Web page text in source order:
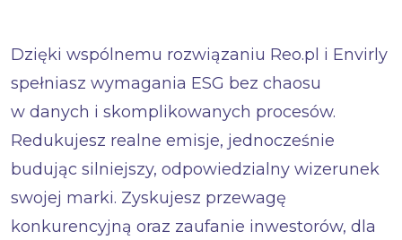
Dzięki wspólnemu rozwiązaniu Reo.pl i Envirly
spełniasz wymagania ESG bez chaosu
w danych i skomplikowanych procesów.
Redukujesz realne emisje, jednocześnie
budując silniejszy, odpowiedzialny wizerunek
swojej marki. Zyskujesz przewagę
konkurencyjną oraz zaufanie inwestorów, dla